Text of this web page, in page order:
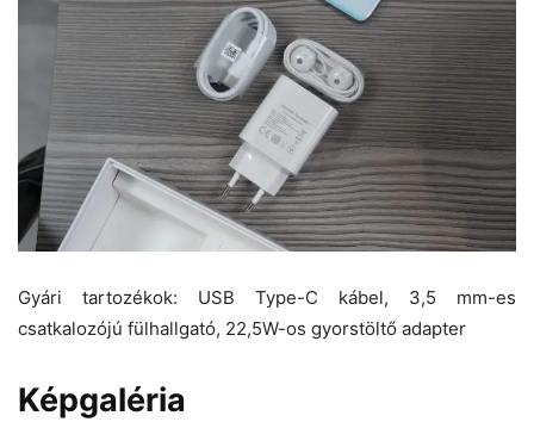
Gyári tartozékok: USB Type-C kábel, 3,5 mm-es
csatkalozójú fülhallgató, 22,5W-os gyorstöltő adapter
Képgaléria